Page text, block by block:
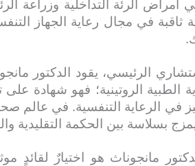
أمراض الرئة التداخلية وزراعة
في مجال رعاية الجهاز
الرئيسي، يقود الدكتور
الطبية الروتينية؛ فهو
في الرعاية التنفسية. في عالم
بسلاسة بين الحكمة التقليدية
مانجوناث هو اختيارٌ